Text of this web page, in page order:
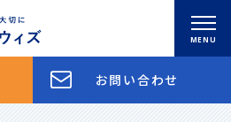
お問い合わせ
お問い合わせ